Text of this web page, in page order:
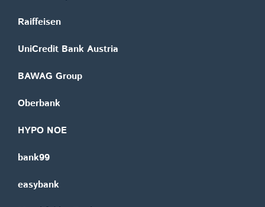
Raiffeisen
UniCredit Bank Austria
BAWAG Group
Oberbank
HYPO NOE
bank99
easybank